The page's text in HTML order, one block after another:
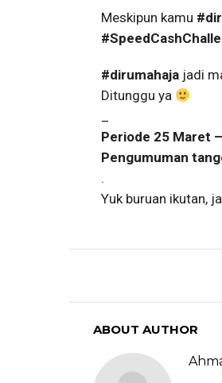
Meskipun kamu
#dirumahaja jadi
Ditunggu ya
Periode 25 Maret
Pengumuman
.
Yuk buruan ikutan,
ABOUT AUTHOR